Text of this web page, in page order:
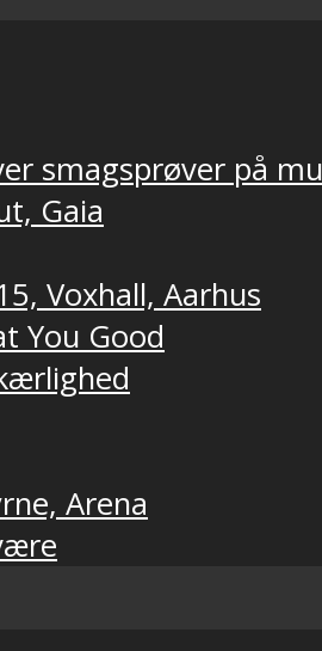
smagsprøver på
Gaia
Voxhall, Aarhus
You Good
Arena